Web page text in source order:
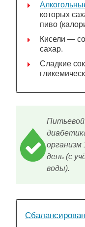
которых
пиво
Кисели —
сахар.
Сладкие
организм
день (с
воды).